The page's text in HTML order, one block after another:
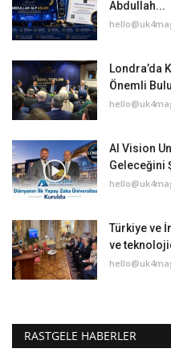
Abdullah...
Londra’da
Önemli
AI Vision
Geleceğini
Türkiye ve
ve
RASTGELE HABERLER